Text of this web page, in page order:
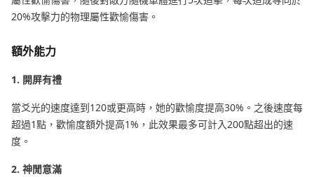
20%攻擊力的物理屬性歡愉傷害。
額外能力
1. 開屏有禮
當爻光的速度達到120或更高時，她的歡愉度提高30%。之後速度每
超過1點，歡愉度額外提高1%，此效果最多可計入200點超出的速
度。
2. 神閒意滿